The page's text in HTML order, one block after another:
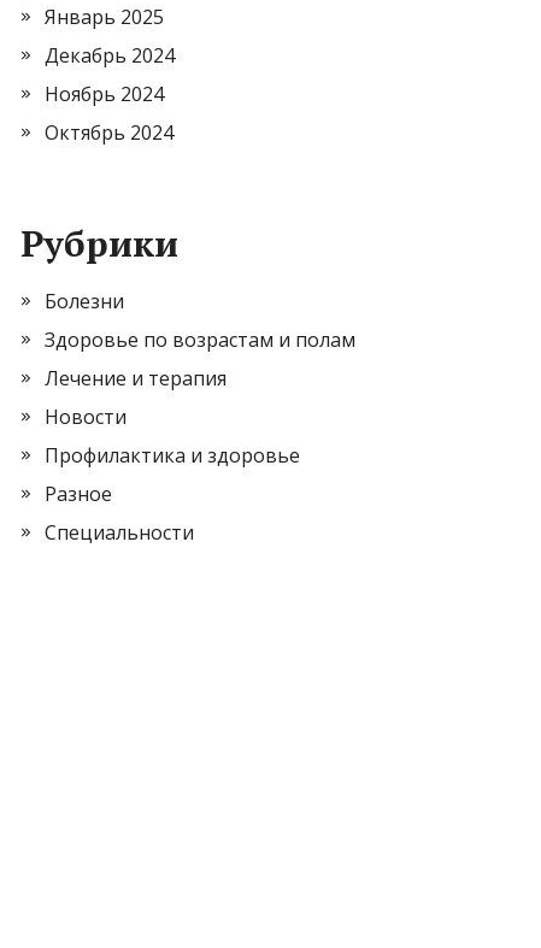
Январь 2025
Декабрь 2024
Ноябрь 2024
Октябрь 2024
Рубрики
Болезни
Здоровье по возрастам и полам
Лечение и терапия
Новости
Профилактика и здоровье
Разное
Специальности